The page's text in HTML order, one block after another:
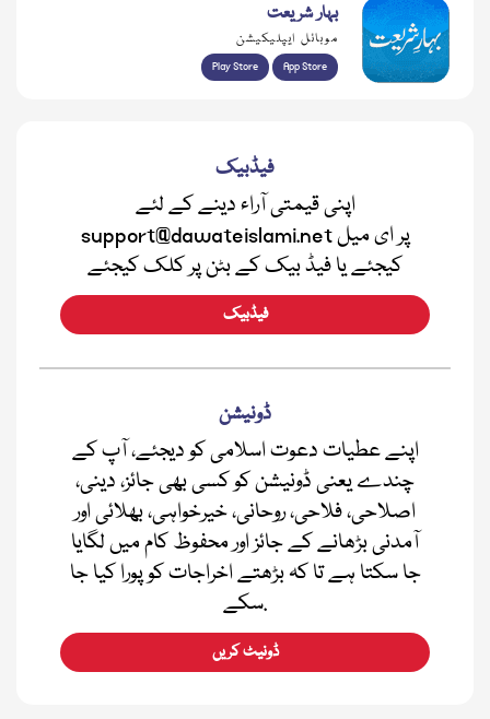
بہار شریعت
موبائل ایپلیکیشن
Play Store App Store
فیڈبیک
اپنی قیمتی آراء دینے کے لئے
support@dawateislami.net پر ای میل
کیجئے یا فیڈ بیک کے بٹن پر کلک کیجئے
فیڈبیک
ڈونیشن
اپنے عطیات دعوت اسلامی کو دیجئے، آپ کے
چندے یعنی ڈونیشن کو کسی بھی جائز، دینی،
اصلاحی، فلاحی، روحانی، خیرخواہی، بھلائی اور
آمدنی بڑھانے کے جائز اور محفوظ کام میں لگایا
جا سکتا ہے تا کہ بڑھتے اخراجات کو پورا کیا جا
سکے.
ڈونیٹ کریں